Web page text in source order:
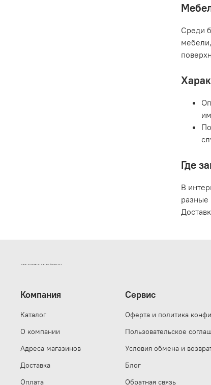
Среди
Где
В
разные
Компания
Каталог
О компании
Адреса магазинов
Доставка
Оплата
Сервис
Оферта и политика
Пользовательское
Условия обмена и
Блог
Обратная связь